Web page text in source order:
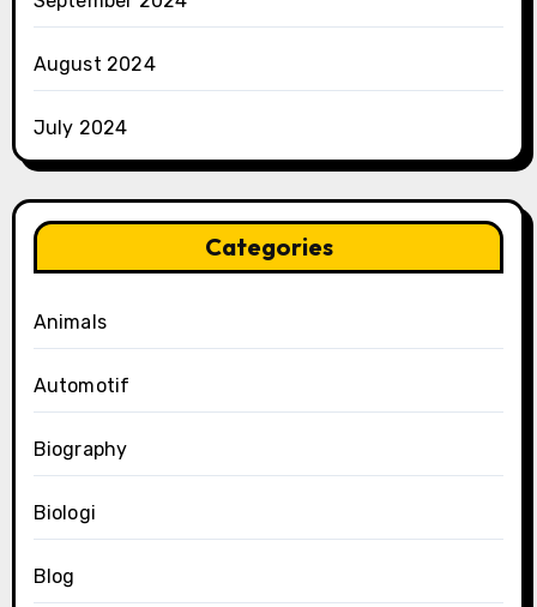
August 2024
July 2024
Categories
Animals
Automotif
Biography
Biologi
Blog